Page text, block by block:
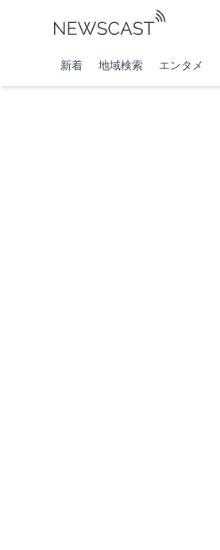
新着 地域検索 エンタメ